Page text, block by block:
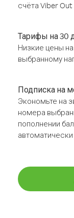
счёта Viber
Тарифы на 30
Низкие цены
выбранному
Подписка на
Экономьте на
номера
пополнении